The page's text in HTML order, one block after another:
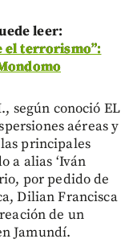
leer:
el terrorismo”:
según conoció EL
aéreas y
principales
a alias ‘Iván
por pedido de
Dilian Francisca
de un
Jamundí.